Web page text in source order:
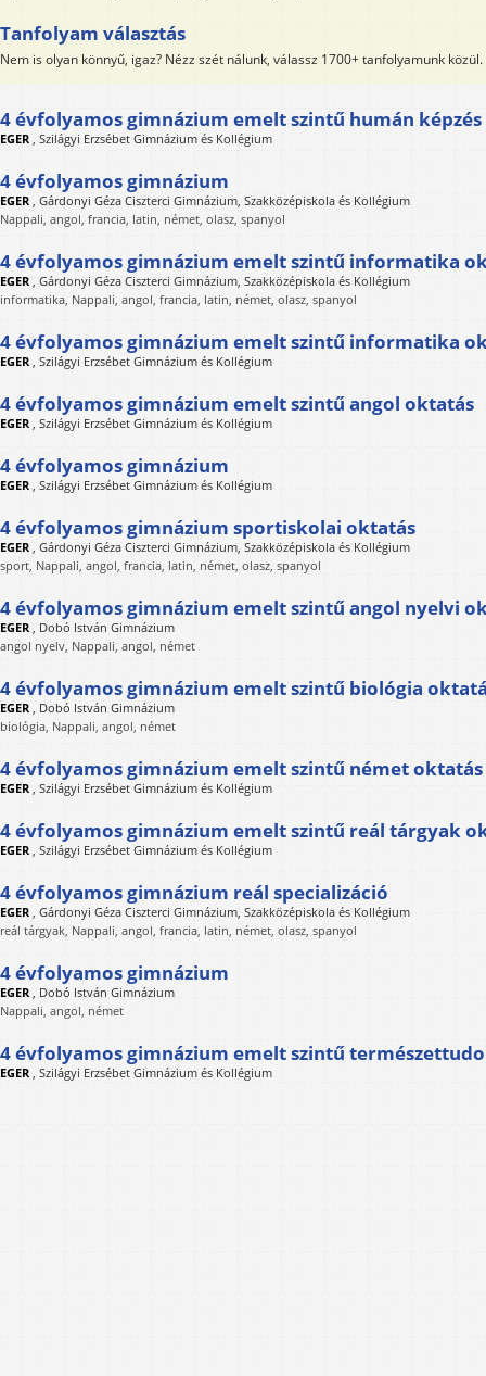
Tanfolyam választás
Nem is olyan könnyű, igaz? Nézz szét nálunk, válassz 1700+ tanfolyamunk közül.
4 évfolyamos gimnázium emelt szintű humán képzés
EGER , Szilágyi Erzsébet Gimnázium és Kollégium
4 évfolyamos gimnázium
EGER , Gárdonyi Géza Ciszterci Gimnázium, Szakközépiskola és Kollégium
Nappali, angol, francia, latin, német, olasz, spanyol
4 évfolyamos gimnázium emelt szintű informatika
EGER , Gárdonyi Géza Ciszterci Gimnázium, Szakközépiskola és Kollégium
informatika, Nappali, angol, francia, latin, német, olasz, spanyol
4 évfolyamos gimnázium emelt szintű informatika
EGER , Szilágyi Erzsébet Gimnázium és Kollégium
4 évfolyamos gimnázium emelt szintű angol oktatás
EGER , Szilágyi Erzsébet Gimnázium és Kollégium
4 évfolyamos gimnázium
EGER , Szilágyi Erzsébet Gimnázium és Kollégium
4 évfolyamos gimnázium sportiskolai oktatás
EGER , Gárdonyi Géza Ciszterci Gimnázium, Szakközépiskola és Kollégium
sport, Nappali, angol, francia, latin, német, olasz, spanyol
4 évfolyamos gimnázium emelt szintű angol nyelvi
EGER , Dobó István Gimnázium
angol nyelv, Nappali, angol, német
4 évfolyamos gimnázium emelt szintű biológia
EGER , Dobó István Gimnázium
biológia, Nappali, angol, német
4 évfolyamos gimnázium emelt szintű német oktatás
EGER , Szilágyi Erzsébet Gimnázium és Kollégium
4 évfolyamos gimnázium emelt szintű reál tárgyak
EGER , Szilágyi Erzsébet Gimnázium és Kollégium
4 évfolyamos gimnázium reál specializáció
EGER , Gárdonyi Géza Ciszterci Gimnázium, Szakközépiskola és Kollégium
reál tárgyak, Nappali, angol, francia, latin, német, olasz, spanyol
4 évfolyamos gimnázium
EGER , Dobó István Gimnázium
Nappali, angol, német
4 évfolyamos gimnázium emelt szintű
EGER , Szilágyi Erzsébet Gimnázium és Kollégium